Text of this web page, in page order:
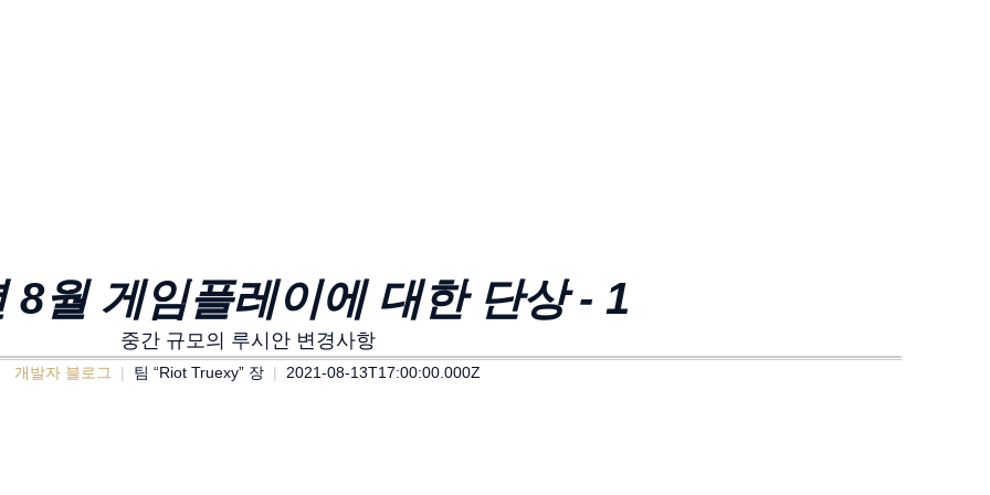
8월 게임플레이에 대한 단상 - 1
중간 규모의 루시안 변경사항
개발자 블로그 팀 “Riot Truexy” 장 2021-08-13T17:00:00.000Z